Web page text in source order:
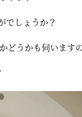
でしょうか？
どうかも伺います